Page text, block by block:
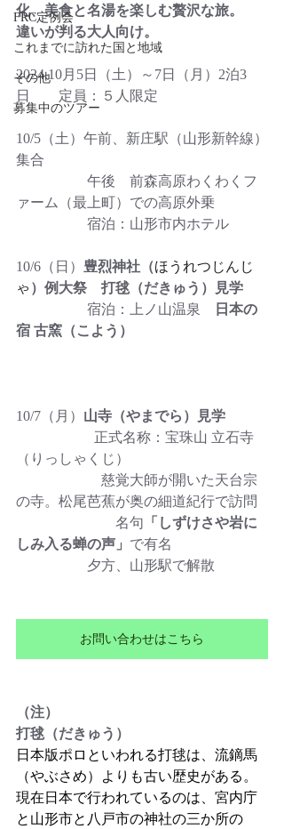
FRC定例会
これまでに訪れた国と地域
その他
募集中のツアー
化、美食と名湯を楽しむ贅沢な旅。
違いが判る大人向け。
2024.10月5日（土）～7日（月）2泊3
日　　定員：５人限定
10/5（土）午前、新庄駅（山形新幹線）
集合
午後　前森高原わくわくフ
ァーム（最上町）での高原外乗
宿泊：山形市内ホテル
10/6（日） 豊烈神社（ほうれつじんじ
ゃ ）例大祭　打毬（だきゅう）見学
宿泊：上ノ山温泉
日本の
宿 古窯（こよう）
10/7（月） 山寺（やまでら）見学
正式名称：宝珠山 立石寺
（りっしゃくじ）
慈覚大師が開いた天台宗
の寺。松尾芭蕉が奥の細道紀行で訪問
名句 「しずけさや岩に
しみ入る蝉の声」 で有名
夕方、山形駅で解散
お問い合わせはこちら
（注）
打毬（だきゅう）
日本版ポロといわれる打毬は、流鏑馬
（やぶさめ）よりも古い歴史がある。
現在日本で行われているのは、宮内庁
と山形市と八戸市の神社の三か所の